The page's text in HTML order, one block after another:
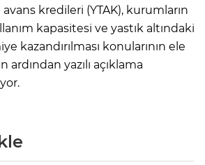
kredileri (YTAK), kurumların
kapasitesi ve yastık altındaki
kazandırılması konularının ele
ardından yazılı açıklama